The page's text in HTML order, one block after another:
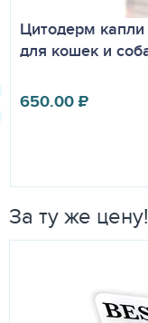
Цитодерм капли
для кошек и
650.00₽
За ту же цену!